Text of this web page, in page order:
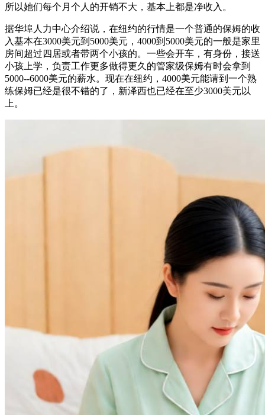
所以她们每个月个人的开销不大，基本上都是净收入。
据华埠人力中心介绍说，在纽约的行情是一个普通的保姆的收
入基本在3000美元到5000美元，4000到5000美元的一般是家里
房间超过四居或者带两个小孩的。一些会开车，有身份，接送
小孩上学，负责工作更多做得更久的管家级保姆有时会拿到
5000--6000美元的薪水。现在在纽约，4000美元能请到一个熟
练保姆已经是很不错的了，新泽西也已经在至少3000美元以
上。